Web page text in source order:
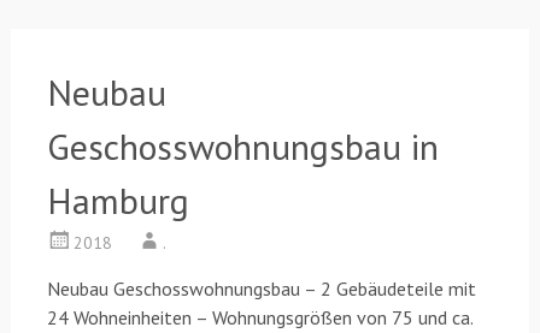
Neubau
Geschosswohnungsbau in
Hamburg
2018 .
Neubau Geschosswohnungsbau – 2 Gebäudeteile mit
24 Wohneinheiten – Wohnungsgrößen von 75 und ca.